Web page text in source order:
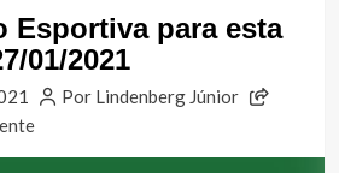
Esportiva para esta
01/2021
Por Lindenberg Júnior